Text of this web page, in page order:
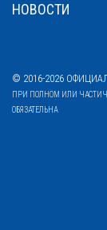
НОВОСТИ
© 2016-2026
ПРИ ПОЛНОМ ИЛИ
ОБЯЗАТЕЛЬНА